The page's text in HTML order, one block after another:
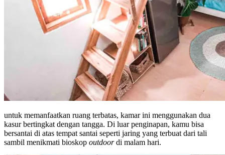
untuk memanfaatkan ruang terbatas, kamar ini menggunakan dua
kasur bertingkat dengan tangga. Di luar penginapan, kamu bisa
bersantai di atas tempat santai seperti jaring yang terbuat dari tali
sambil menikmati bioskop outdoordi malam hari.